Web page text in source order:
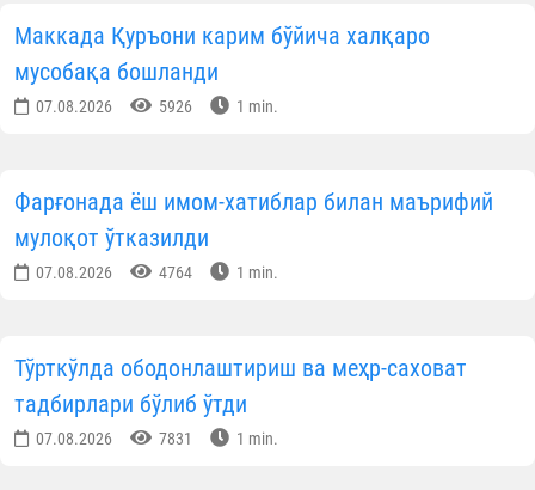
Маккада Қуръони карим бўйича халқаро
мусобақа бошланди
07.08.2026 5926 1 min.
Фарғонада ёш имом-хатиблар билан маърифий
мулоқот ўтказилди
07.08.2026 4764 1 min.
Тўрткўлда ободонлаштириш ва меҳр-саховат
тадбирлари бўлиб ўтди
07.08.2026 7831 1 min.